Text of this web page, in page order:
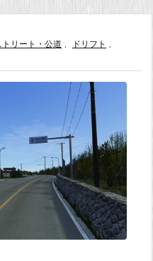
トリート・公道 , ドリフト ,